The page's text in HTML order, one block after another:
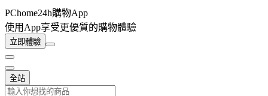
PChome24h購物App
使用App享受更優質的購物體驗
立即體驗
全站